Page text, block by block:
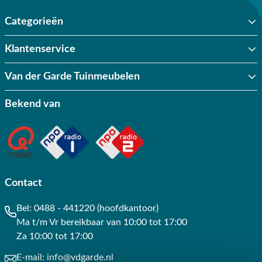
All weather kussens:
onverwachte regenbui is geen probleem. Wel is het advies om de
langere levensduur.
opstellingen kunt samenstellen die passen bij de grootte van jouw
tuin.
Hoog zitcomfort:
Door de ergonomisch verantwoorde ontwerpen
der Garde Tuinmeubelen
verkooppunten. Bestel de loungeset gemakkelijk online. Kom
Categorieën
Klantenservice
Van der Garde Tuinmeubelen
Bekend van
Contact
Bel: 0488 - 441220 (hoofdkantoor)
Ma t/m Vr bereikbaar van 10:00 tot 17:00
Za 10:00 tot 17:00
E-mail: info@vdgarde.nl